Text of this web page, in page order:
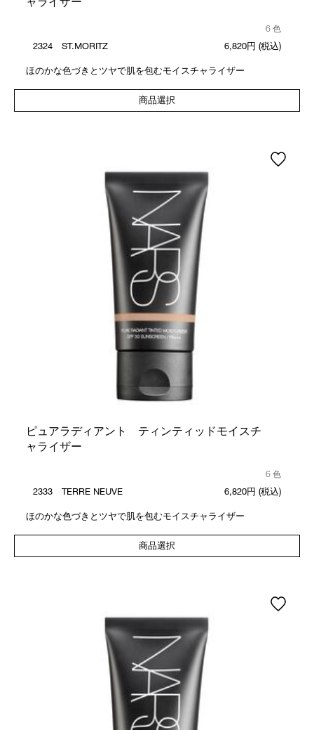
6 色
2324 ST.MORITZ
6,820円 (税込)
ほのかな色づきとツヤで肌を包むモイスチャライザー
商品選択
ピュアラディアント ティンティッドモイスチ
ャライザー
6 色
2333 TERRE NEUVE
6,820円 (税込)
ほのかな色づきとツヤで肌を包むモイスチャライザー
商品選択